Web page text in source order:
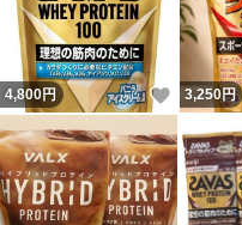
4,800円 いいね！
3,250円